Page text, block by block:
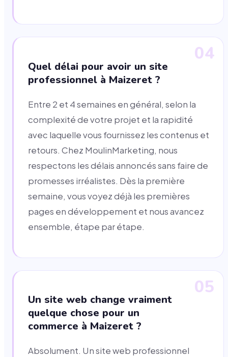
04
Quel délai pour avoir un site
professionnel à Maizeret ?
Entre 2 et 4 semaines en général, selon la
complexité de votre projet et la rapidité
avec laquelle vous fournissez les contenus et
retours. Chez MoulinMarketing, nous
respectons les délais annoncés sans faire de
promesses irréalistes. Dès la première
semaine, vous voyez déjà les premières
pages en développement et nous avancez
ensemble, étape par étape.
05
Un site web change vraiment
quelque chose pour un
commerce à Maizeret ?
Absolument. Un site web professionnel